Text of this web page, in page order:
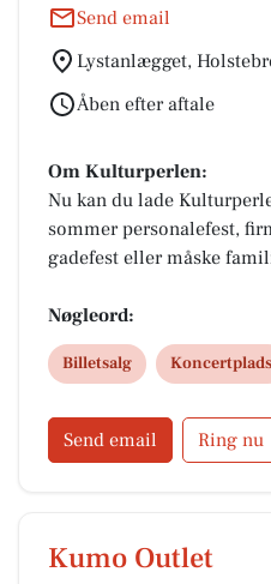
Send email
Lystanlægget,
Åben efter aftale
Om Kulturperlen:
Nu kan du lade
sommer personalefest,
gadefest eller måske
god mad fra byens
musik.
Nøgleord:
Billetsalg Koncertplads
Send email Ring nu
Kumo Outlet